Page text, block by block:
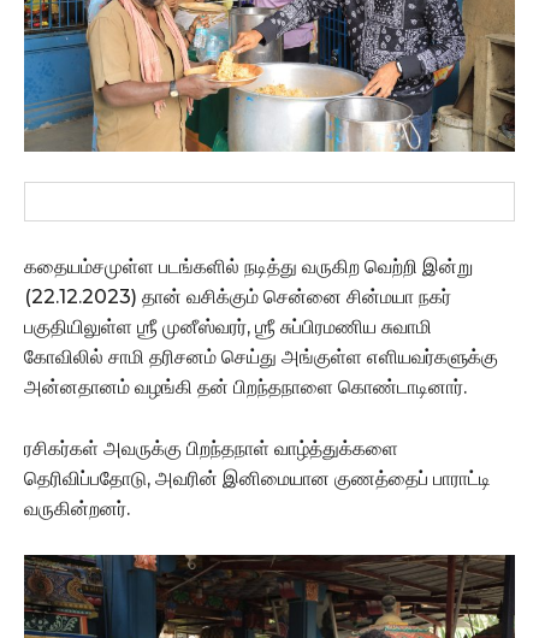
கதையம்சமுள்ள படங்களில் நடித்து வருகிற வெற்றி இன்று
(22.12.2023) தான் வசிக்கும் சென்னை சின்மயா நகர்
பகுதியிலுள்ள ஶ்ரீ முனீஸ்வரர், ஶ்ரீ சுப்பிரமணிய சுவாமி
கோவிலில் சாமி தரிசனம் செய்து அங்குள்ள எளியவர்களுக்கு
அன்னதானம் வழங்கி தன் பிறந்தநாளை கொண்டாடினார்.
ரசிகர்கள் அவருக்கு பிறந்தநாள் வாழ்த்துக்களை
தெரிவிப்பதோடு, அவரின் இனிமையான குணத்தைப் பாராட்டி
வருகின்றனர்.